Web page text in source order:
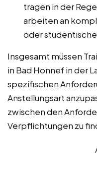
tragen in der
arbeiten an
oder studentische
Insgesamt müssen
in Bad Honnef in der
spezifischen
Anstellungsart
zwischen den
Verpflichtungen zu